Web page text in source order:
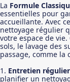
La Formule
essentielles pour
accueillante. Avec
nettoyage régulier
votre espace de
sols, le lavage des
passage, comme la
1. Entretien régulier
planifier un